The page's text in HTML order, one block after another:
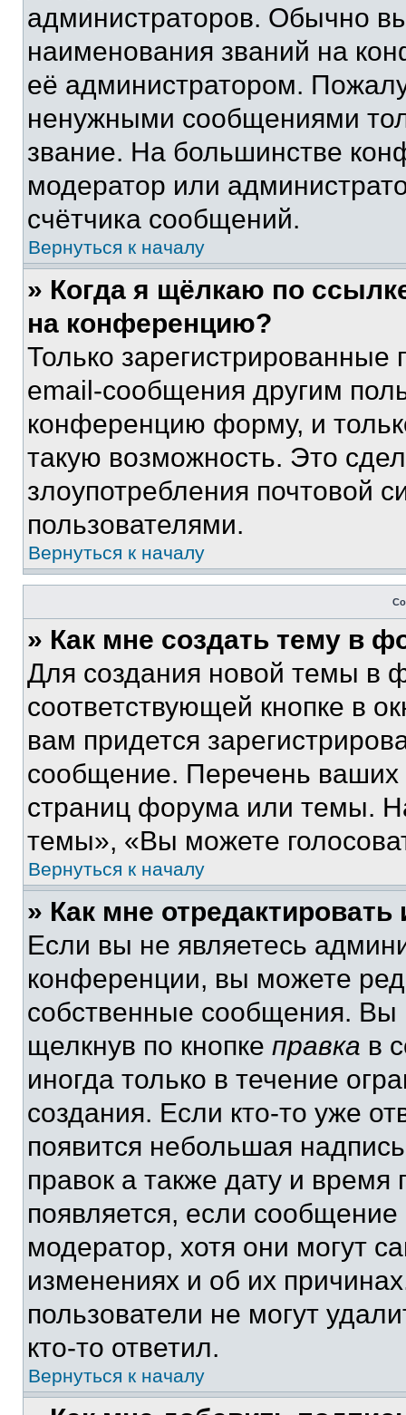
администраторов. Обычно
наименования званий на
её администратором.
ненужными сообщениями
звание. На большинстве
модератор или
счётчика сообщений.
Вернуться к началу
» Когда я щёлкаю по
на конференцию?
Только зарегистрированные
email-сообщения другим
конференцию форму, и
такую возможность. Это
злоупотребления почтовой
пользователями.
Вернуться к началу
» Как мне создать тему в
Для создания новой темы в
соответствующей кнопке в
вам придется
сообщение. Перечень ваших
страниц форума или темы.
темы», «Вы можете
Вернуться к началу
» Как мне
Если вы не являетесь
конференции, вы можете
собственные сообщения. Вы
щелкнув по кнопке правка в
иногда только в течение
создания. Если кто-то уже
появится небольшая
правок а также дату и
появляется, если
модератор, хотя они могут
изменениях и об их
пользователи не могут
кто-то ответил.
Вернуться к началу